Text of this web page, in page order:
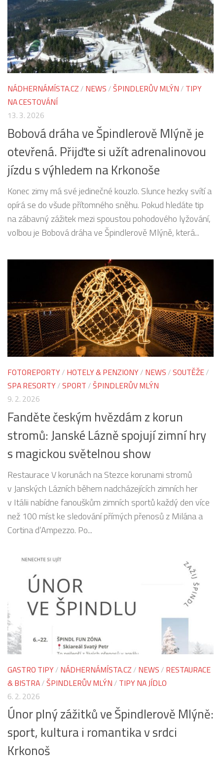
NÁDHERNÁMÍSTA.CZ / NEWS /ŠPINDLERŮV MLÝN / TIPY
NA CESTOVÁNÍ
13. 3. 2026
Bobová dráha ve Špindlerově Mlýně je
otevřená. Přijďte si užít adrenalinovou
jízdu s výhledem na Krkonoše
Konec zimy má své jedinečné kouzlo. Slunce hezky svítí a
opírá se do všude přítomného sněhu. Pokud hledáte tip
na zábavný zážitek mezi spoustou pohodového lyžování,
volbou je Bobová dráha ve Špindlerově Mlýně, která...
FOTOREPORTY/ HOTELY & PENZIONY/ NEWS /SOUTĚŽE/
SPA RESORTY/SPORT /ŠPINDLERŮV MLÝN
9. 2. 2026
Fanděte českým hvězdám z korun
stromů: Janské Lázně spojují zimní hry
s magickou světelnou show
Restaurace V korunách na Stezce korunami stromů
v Janských Lázních během nadcházejících zimních her
v Itálii nabídne fanouškům zimních sportů každý den více
než 100 míst ke sledování přímých přenosů z Milána a
Cortina d’Ampezzo. Po...
GASTRO TIPY/ NÁDHERNÁMÍSTA.CZ / NEWS / RESTAURACE
& BISTRA/ŠPINDLERŮV MLÝN / TIPY NA JÍDLO
6. 2. 2026
Únor plný zážitků ve Špindlerově Mlýně:
sport, kultura i romantika v srdci
Krkonoš